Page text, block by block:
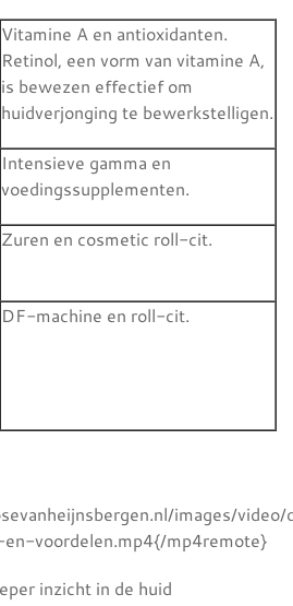
Vitamine A en antioxidanten.
Retinol, een vorm van vitamine A,
is bewezen effectief om
huidverjonging te bewerkstelligen.
Intensieve gamma en
voedingssupplementen.
Zuren en cosmetic roll-cit.
DF-machine en roll-cit.
images/
voordelen.mp4{/mp4remote}
inzicht in de huid